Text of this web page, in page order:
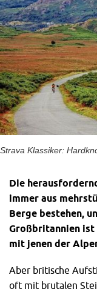
Strava Klassiker:
Die
immer aus
Berge bestehen,
Großbritannien ist
mit jenen der
Aber britische
oft mit brutalen